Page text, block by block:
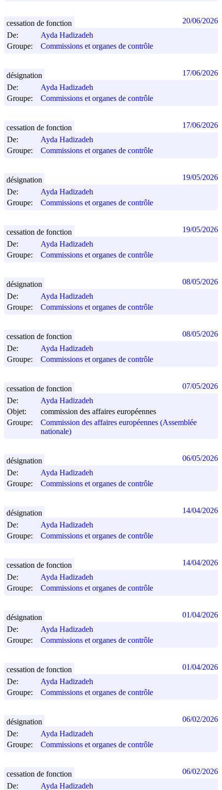
De:
Ayda Hadizadeh
Groupe:
Commissions et organes de contrôle
cessation de fonction 20/06/2026
De:
Ayda Hadizadeh
Groupe:
Commissions et organes de contrôle
désignation 17/06/2026
De:
Ayda Hadizadeh
Groupe:
Commissions et organes de contrôle
cessation de fonction 17/06/2026
De:
Ayda Hadizadeh
Groupe:
Commissions et organes de contrôle
désignation 19/05/2026
De:
Ayda Hadizadeh
Groupe:
Commissions et organes de contrôle
cessation de fonction 19/05/2026
De:
Ayda Hadizadeh
Groupe:
Commissions et organes de contrôle
désignation 08/05/2026
De:
Ayda Hadizadeh
Groupe:
Commissions et organes de contrôle
cessation de fonction 08/05/2026
De:
Ayda Hadizadeh
Objet:
commission des affaires européennes
Groupe:
Commission des affaires européennes (Assemblée
nationale)
cessation de fonction 07/05/2026
De:
Ayda Hadizadeh
Groupe:
Commissions et organes de contrôle
désignation 06/05/2026
De:
Ayda Hadizadeh
Groupe:
Commissions et organes de contrôle
désignation 14/04/2026
De:
Ayda Hadizadeh
Groupe:
Commissions et organes de contrôle
cessation de fonction 14/04/2026
De:
Ayda Hadizadeh
Groupe:
Commissions et organes de contrôle
désignation 01/04/2026
De:
Ayda Hadizadeh
Groupe:
Commissions et organes de contrôle
cessation de fonction 01/04/2026
De:
Ayda Hadizadeh
Groupe:
Commissions et organes de contrôle
désignation 06/02/2026
De: Ayda Hadizadeh
cessation de fonction 06/02/2026